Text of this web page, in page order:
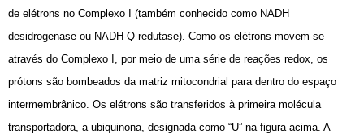
de elétrons no Complexo I (também conhecido como NADH
desidrogenase ou NADH-Q redutase). Como os elétrons movem-se
através do Complexo I, por meio de uma série de reações redox, os
prótons são bombeados da matriz mitocondrial para dentro do espaço
intermembrânico. Os elétrons são transferidos à primeira molécula
transportadora, a ubiquinona, designada como “U” na figura acima. A